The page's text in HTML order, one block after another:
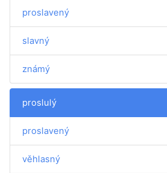
proslavený
slavný
známý
proslulý
proslavený
věhlasný